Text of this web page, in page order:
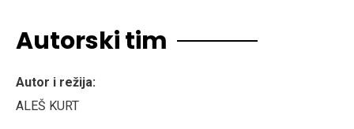
Autorski tim
Autor i režija:
ALEŠ KURT